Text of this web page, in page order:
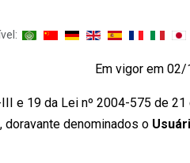
Em vigor em
19 da Lei nº 2004-575 de 21
doravante denominados o